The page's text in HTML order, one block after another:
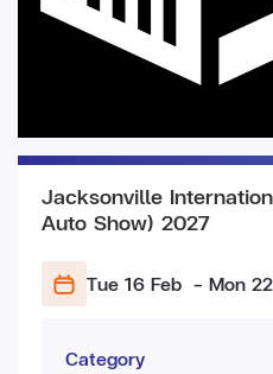
Jacksonville
Auto Show) 2027
Tue 16 Feb - Mon
Category